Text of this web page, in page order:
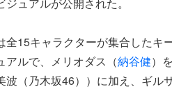
ュアルが公開された。
全15キャラクターが集合したキ
アルで、メリオダス（納谷健）
波（乃木坂46））に加え、ギル